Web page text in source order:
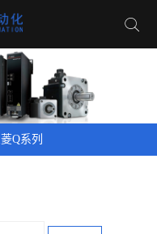
Q系列